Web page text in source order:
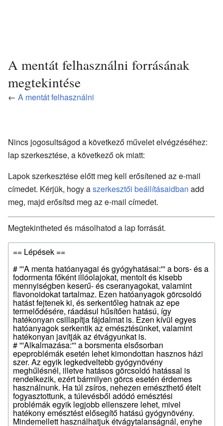
A mentát felhasználni forrásának
megtekintése
← A mentát felhasználni
Nincs jogosultságod a következő művelet elvégzéséhez:
lap szerkesztése, a következő ok miatt:
Lapok szerkesztése előtt meg kell erősítened az e-mail
címedet. Kérjük, hogy aszerkesztői beállításaidban add
meg, majd erősítsd meg az e-mail címedet.
Megtekintheted és másolhatod a lap forrását.